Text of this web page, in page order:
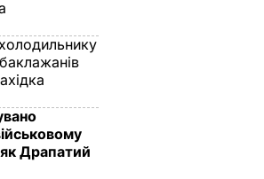
як Драпатий